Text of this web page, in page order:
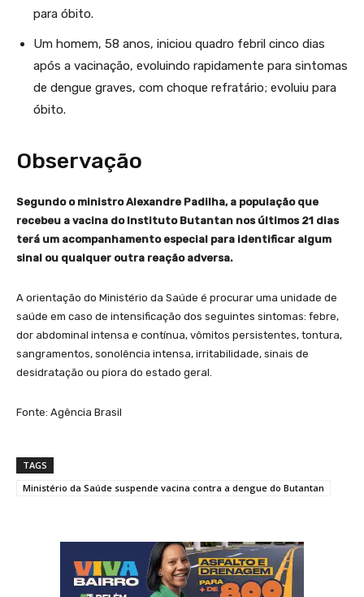
para óbito.
Um homem, 58 anos, iniciou quadro febril cinco dias
após a vacinação, evoluindo rapidamente para sintomas
de dengue graves, com choque refratário; evoluiu para
óbito.
Observação
Segundo o ministro Alexandre Padilha, a população que
recebeu a vacina do Instituto Butantan nos últimos 21 dias
terá um acompanhamento especial para identificar algum
sinal ou qualquer outra reação adversa.
A orientação do Ministério da Saúde é procurar uma unidade de
saúde em caso de intensificação dos seguintes sintomas: febre,
dor abdominal intensa e contínua, vômitos persistentes, tontura,
sangramentos, sonolência intensa, irritabilidade, sinais de
desidratação ou piora do estado geral.
Fonte: Agência Brasil
TAGS
Ministério da Saúde suspende vacina contra a dengue do Butantan